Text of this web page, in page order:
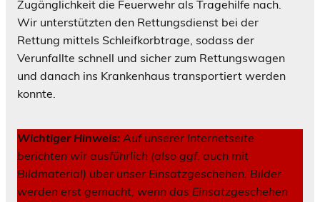
Zugänglichkeit die Feuerwehr als Tragehilfe nach.
Wir unterstützten den Rettungsdienst bei der
Rettung mittels Schleifkorbtrage, sodass der
Verunfallte schnell und sicher zum Rettungswagen
und danach ins Krankenhaus transportiert werden
konnte.
Wichtiger Hinweis: Auf unserer Internetseite
berichten wir ausführlich (also ggf. auch mit
Bildmaterial) über unser Einsatzgeschehen. Bilder
werden erst gemacht, wenn das Einsatzgeschehen